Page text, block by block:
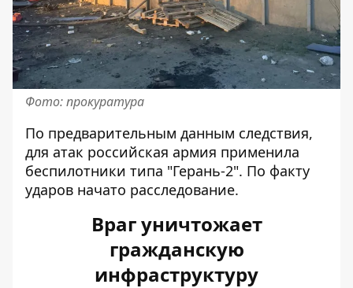
Фото: прокуратура
По предварительным данным следствия,
для атак российская армия применила
беспилотники типа "Герань-2". По факту
ударов начато расследование.
Враг уничтожает
гражданскую
инфраструктуру